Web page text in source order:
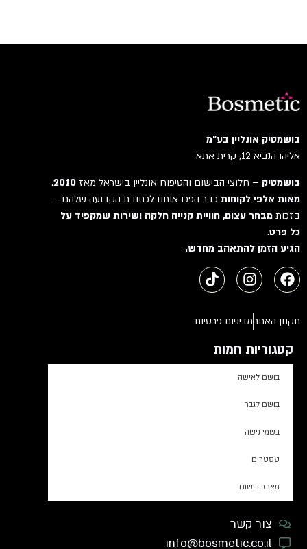
בושמטיק אונליין בע"מ
אליהו הנביא 12, קרית אתא
בושמטיק –חלוצי הבישום והטיפוח אונליין בישראל מאז2010
.
מאות אלפי לקוחותכבר הפכו אותנו לכתובת הקבועה שלהם –
בזכותמבחר עצום, חוויית קנייה חלקה ושירות שמקפיד על
כל פרט.
הגיע הזמן להתאהב מחדש.
תקנון האתרמדיניות פרטיות
קטגוריות חמות
בושם לאישה
בושם לגבר
בשמי נישה
טסטרים
מארזי בישום
צור קשר
info@bosmetic.co.il